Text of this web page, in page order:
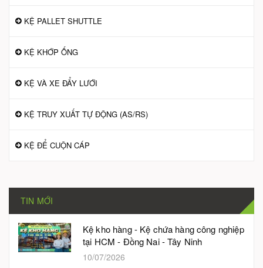
KỆ PALLET SHUTTLE
KỆ KHỚP ỐNG
KỆ VÀ XE ĐẨY LƯỚI
KỆ TRUY XUẤT TỰ ĐỘNG (AS/RS)
KỆ ĐỂ CUỘN CÁP
TIN MỚI
Kệ kho hàng - Kệ chứa hàng công nghiệp
tại HCM - Đồng Nai - Tây Ninh
10/07/2026